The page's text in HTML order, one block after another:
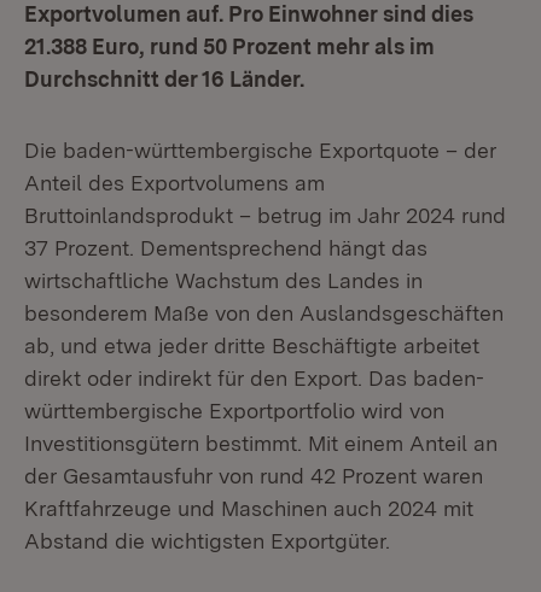
Exportvolumen auf. Pro Einwohner sind dies
21.388 Euro, rund 50 Prozent mehr als im
Durchschnitt der 16 Länder.
Die baden-württembergische Exportquote – der
Anteil des Exportvolumens am
Bruttoinlandsprodukt – betrug im Jahr 2024 rund
37 Prozent. Dementsprechend hängt das
wirtschaftliche Wachstum des Landes in
besonderem Maße von den Auslandsgeschäften
ab, und etwa jeder dritte Beschäftigte arbeitet
direkt oder indirekt für den Export. Das baden-
württembergische Exportportfolio wird von
Investitionsgütern bestimmt. Mit einem Anteil an
der Gesamtausfuhr von rund 42 Prozent waren
Kraftfahrzeuge und Maschinen auch 2024 mit
Abstand die wichtigsten Exportgüter.